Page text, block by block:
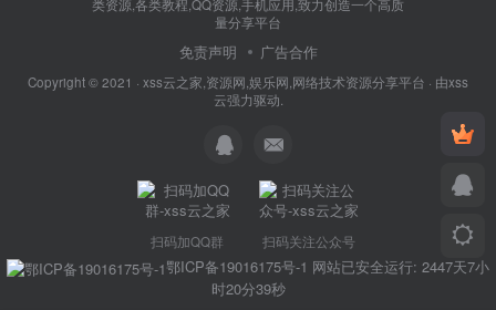
类资源,各类教程,QQ资源,手机应用,致力创造一个高质
量分享平台
免责声明 广告合作
Copyright © 2021 · xss云之家,资源网,娱乐网,网络技术资源分享平台 · 由xss
云强力驱动.
扫码加QQ群 扫码关注公众号
鄂ICP备19016175号-1 网站已安全运行: 2447天7小
时20分39秒